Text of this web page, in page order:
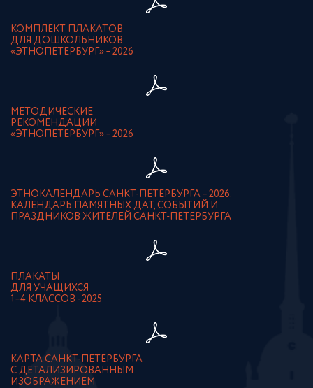
КОМПЛЕКТ ПЛАКАТОВ
ДЛЯ ДОШКОЛЬНИКОВ
«ЭТНОПЕТЕРБУРГ» – 2026
МЕТОДИЧЕСКИЕ
РЕКОМЕНДАЦИИ
«ЭТНОПЕТЕРБУРГ» – 2026
ЭТНОКАЛЕНДАРЬ САНКТ-ПЕТЕРБУРГА – 2026.
КАЛЕНДАРЬ ПАМЯТНЫХ ДАТ, СОБЫТИЙ И
ПРАЗДНИКОВ ЖИТЕЛЕЙ САНКТ-ПЕТЕРБУРГА
ПЛАКАТЫ
ДЛЯ УЧАЩИХСЯ
1–4 КЛАССОВ - 2025
КАРТА САНКТ-ПЕТЕРБУРГА
С ДЕТАЛИЗИРОВАННЫМ
ИЗОБРАЖЕНИЕМ